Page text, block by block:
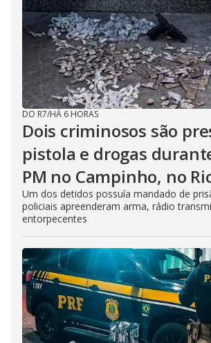
DO R7/HÁ 6 HORAS
Dois criminosos são
pistola e drogas
PM no Campinho, no
Um dos detidos possuía mandado de
policiais apreenderam arma, rádio
entorpecentes